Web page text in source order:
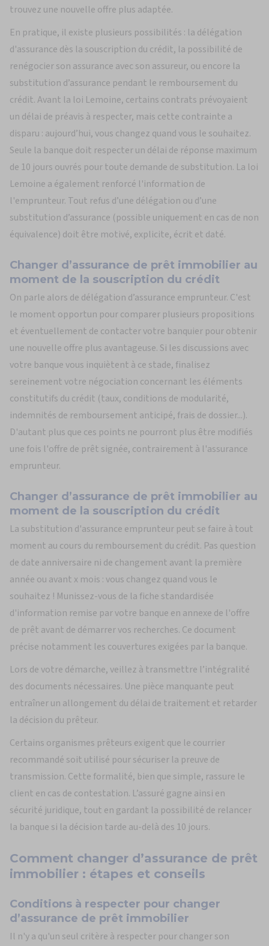
trouvez une nouvelle offre plus adaptée.
En pratique, il existe plusieurs possibilités : la délégation
d'assurance dès la souscription du crédit, la possibilité de
renégocier son assurance avec son assureur, ou encore la
substitution d’assurance pendant le remboursement du
crédit. Avant la loi Lemoine, certains contrats prévoyaient
un délai de préavis à respecter, mais cette contrainte a
disparu : aujourd’hui, vous changez quand vous le souhaitez.
Seule la banque doit respecter un délai de réponse maximum
de 10 jours ouvrés pour toute demande de substitution. La loi
Lemoine a également renforcé l'information de
l'emprunteur. Tout refus d’une délégation ou d’une
substitution d’assurance (possible uniquement en cas de non
équivalence) doit être motivé, explicite, écrit et daté.
Changer d’assurance de prêt immobilier au
moment de la souscription du crédit
On parle alors de délégation d’assurance emprunteur. C'est
le moment opportun pour comparer plusieurs propositions
et éventuellement de contacter votre banquier pour obtenir
une nouvelle offre plus avantageuse. Si les discussions avec
votre banque vous inquiètent à ce stade, finalisez
sereinement votre négociation concernant les éléments
constitutifs du crédit (taux, conditions de modularité,
indemnités de remboursement anticipé, frais de dossier...).
D'autant plus que ces points ne pourront plus être modifiés
une fois l'offre de prêt signée, contrairement à l'assurance
emprunteur.
Changer d’assurance de prêt immobilier au
moment de la souscription du crédit
La substitution d'assurance emprunteur peut se faire à tout
moment au cours du remboursement du crédit. Pas question
de date anniversaire ni de changement avant la première
année ou avant x mois : vous changez quand vous le
souhaitez ! Munissez-vous de la fiche standardisée
d'information remise par votre banque en annexe de l'offre
de prêt avant de démarrer vos recherches. Ce document
précise notamment les couvertures exigées par la banque.
Lors de votre démarche, veillez à transmettre l’intégralité
des documents nécessaires. Une pièce manquante peut
entraîner un allongement du délai de traitement et retarder
la décision du prêteur.
Certains organismes prêteurs exigent que le courrier
recommandé soit utilisé pour sécuriser la preuve de
transmission. Cette formalité, bien que simple, rassure le
client en cas de contestation. L’assuré gagne ainsi en
sécurité juridique, tout en gardant la possibilité de relancer
la banque si la décision tarde au-delà des 10 jours.
Comment changer d’assurance de prêt
immobilier : étapes et conseils
Conditions à respecter pour changer
d’assurance de prêt immobilier
Il n'y a qu'un seul critère à respecter pour changer son